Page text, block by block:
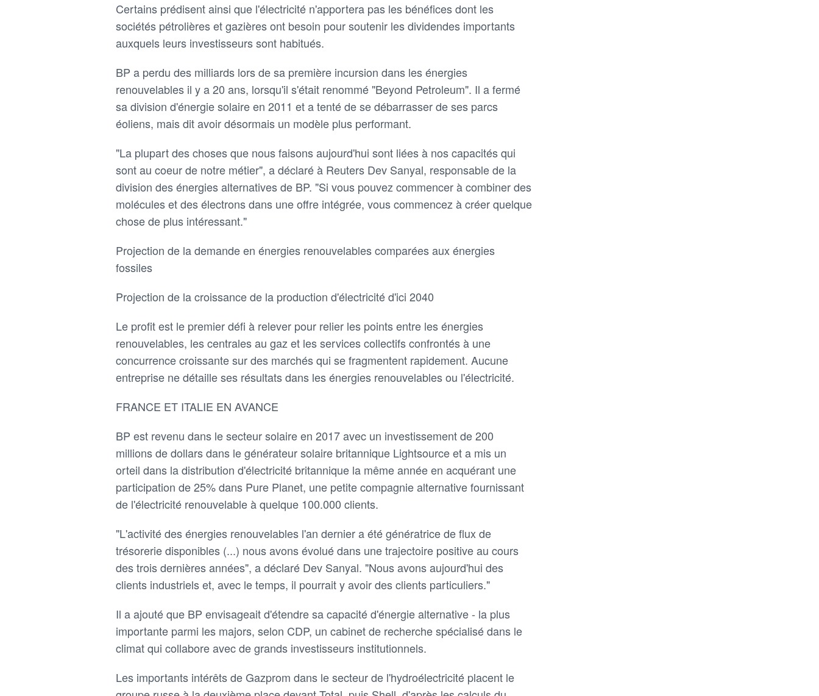
Certains prédisent ainsi que l'électricité n'apportera pas les bénéfices dont les
sociétés pétrolières et gazières ont besoin pour soutenir les dividendes importants
auxquels leurs investisseurs sont habitués.
BP a perdu des milliards lors de sa première incursion dans les énergies
renouvelables il y a 20 ans, lorsqu'il s'était renommé "Beyond Petroleum". Il a fermé
sa division d'énergie solaire en 2011 et a tenté de se débarrasser de ses parcs
éoliens, mais dit avoir désormais un modèle plus performant.
"La plupart des choses que nous faisons aujourd'hui sont liées à nos capacités qui
sont au coeur de notre métier", a déclaré à Reuters Dev Sanyal, responsable de la
division des énergies alternatives de BP. "Si vous pouvez commencer à combiner des
molécules et des électrons dans une offre intégrée, vous commencez à créer quelque
chose de plus intéressant."
Projection de la demande en énergies renouvelables comparées aux énergies
fossiles
Projection de la croissance de la production d'électricité d'ici 2040
Le profit est le premier défi à relever pour relier les points entre les énergies
renouvelables, les centrales au gaz et les services collectifs confrontés à une
concurrence croissante sur des marchés qui se fragmentent rapidement. Aucune
entreprise ne détaille ses résultats dans les énergies renouvelables ou l'électricité.
FRANCE ET ITALIE EN AVANCE
BP est revenu dans le secteur solaire en 2017 avec un investissement de 200
millions de dollars dans le générateur solaire britannique Lightsource et a mis un
orteil dans la distribution d'électricité britannique la même année en acquérant une
participation de 25% dans Pure Planet, une petite compagnie alternative fournissant
de l'électricité renouvelable à quelque 100.000 clients.
"L'activité des énergies renouvelables l'an dernier a été génératrice de flux de
trésorerie disponibles (...) nous avons évolué dans une trajectoire positive au cours
des trois dernières années", a déclaré Dev Sanyal. "Nous avons aujourd'hui des
clients industriels et, avec le temps, il pourrait y avoir des clients particuliers."
Il a ajouté que BP envisageait d'étendre sa capacité d'énergie alternative - la plus
importante parmi les majors, selon CDP, un cabinet de recherche spécialisé dans le
climat qui collabore avec de grands investisseurs institutionnels.
Les importants intérêts de Gazprom dans le secteur de l'hydroélectricité placent le